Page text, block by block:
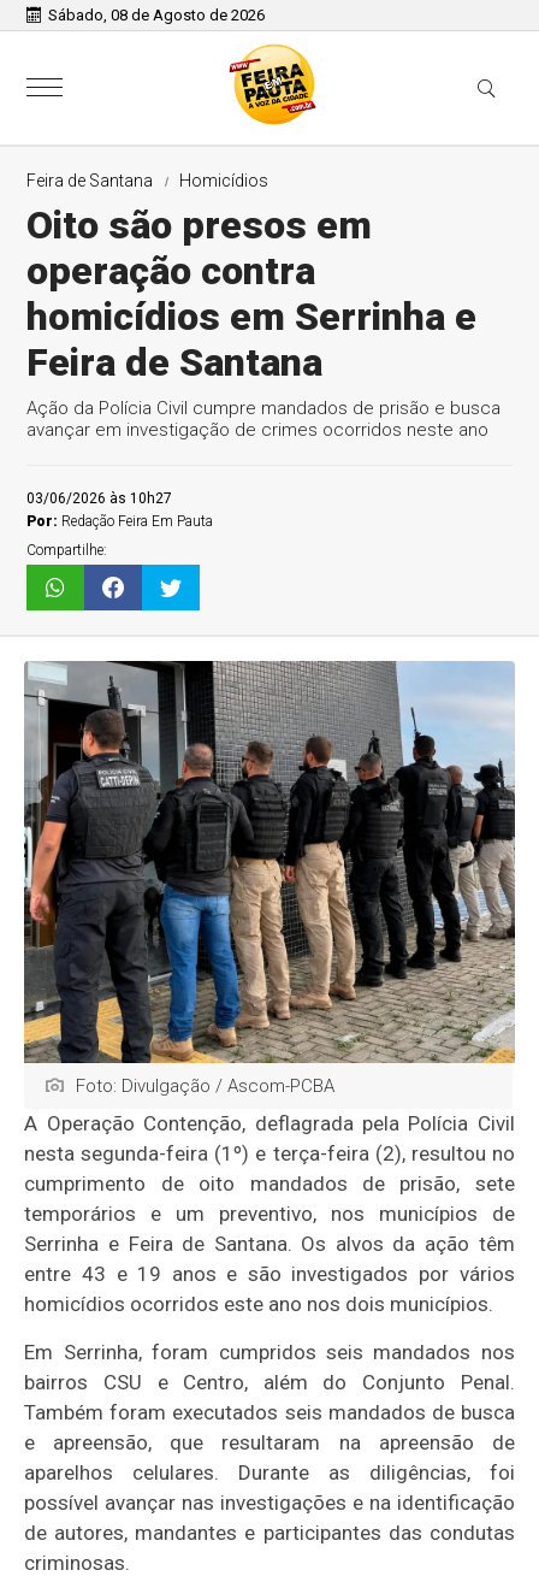
Sábado, 08 de Agosto de 2026
Feira de Santana Homicídios
Oito são presos em
operação contra
homicídios em Serrinha e
Feira de Santana
Ação da Polícia Civil cumpre mandados de prisão e busca
avançar em investigação de crimes ocorridos neste ano
03/06/2026 às 10h27
Por: Redação Feira Em Pauta
Compartilhe:
Foto: Divulgação / Ascom-PCBA
A Operação Contenção, deflagrada pela Polícia Civil
nesta segunda-feira (1º) e terça-feira (2), resultou no
cumprimento de oito mandados de prisão, sete
temporários e um preventivo, nos municípios de
Serrinha e Feira de Santana. Os alvos da ação têm
entre 43 e 19 anos e são investigados por vários
homicídios ocorridos este ano nos dois municípios.
Em Serrinha, foram cumpridos seis mandados nos
bairros CSU e Centro, além do Conjunto Penal.
Também foram executados seis mandados de busca
e apreensão, que resultaram na apreensão de
aparelhos celulares. Durante as diligências, foi
possível avançar nas investigações e na identificação
de autores, mandantes e participantes das condutas
criminosas.